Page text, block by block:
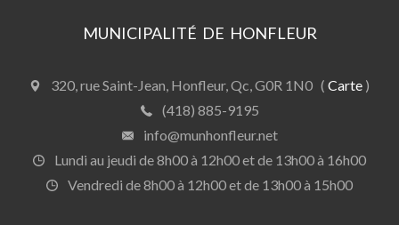
MUNICIPALITÉ DE HONFLEUR
320, rue Saint-Jean, Honfleur, Qc, G0R 1N0 ( Carte )
(418) 885-9195
info@munhonfleur.net
Lundi au jeudi de 8h00 à 12h00 et de 13h00 à 16h00
Vendredi de 8h00 à 12h00 et de 13h00 à 15h00